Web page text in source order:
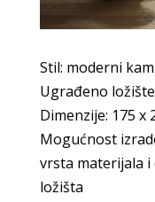
Stil: moderni
Ugrađeno
Dimenzije: 175 x
Mogućnost
vrsta materijala
ložišta